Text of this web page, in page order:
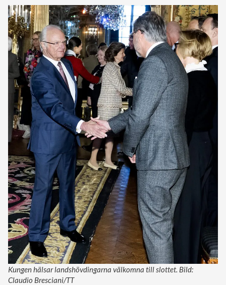
Kungen hälsar landshövdingarna välkomna till slottet. Bild:
Claudio Bresciani/TT